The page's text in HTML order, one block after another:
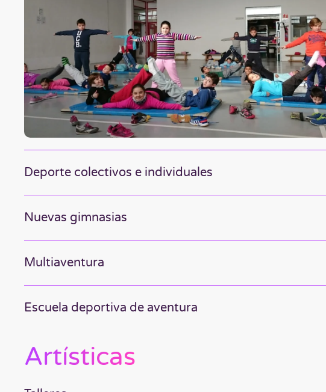
Deporte colectivos e individuales
Nuevas gimnasias
Multiaventura
Escuela deportiva de aventura
Artísticas